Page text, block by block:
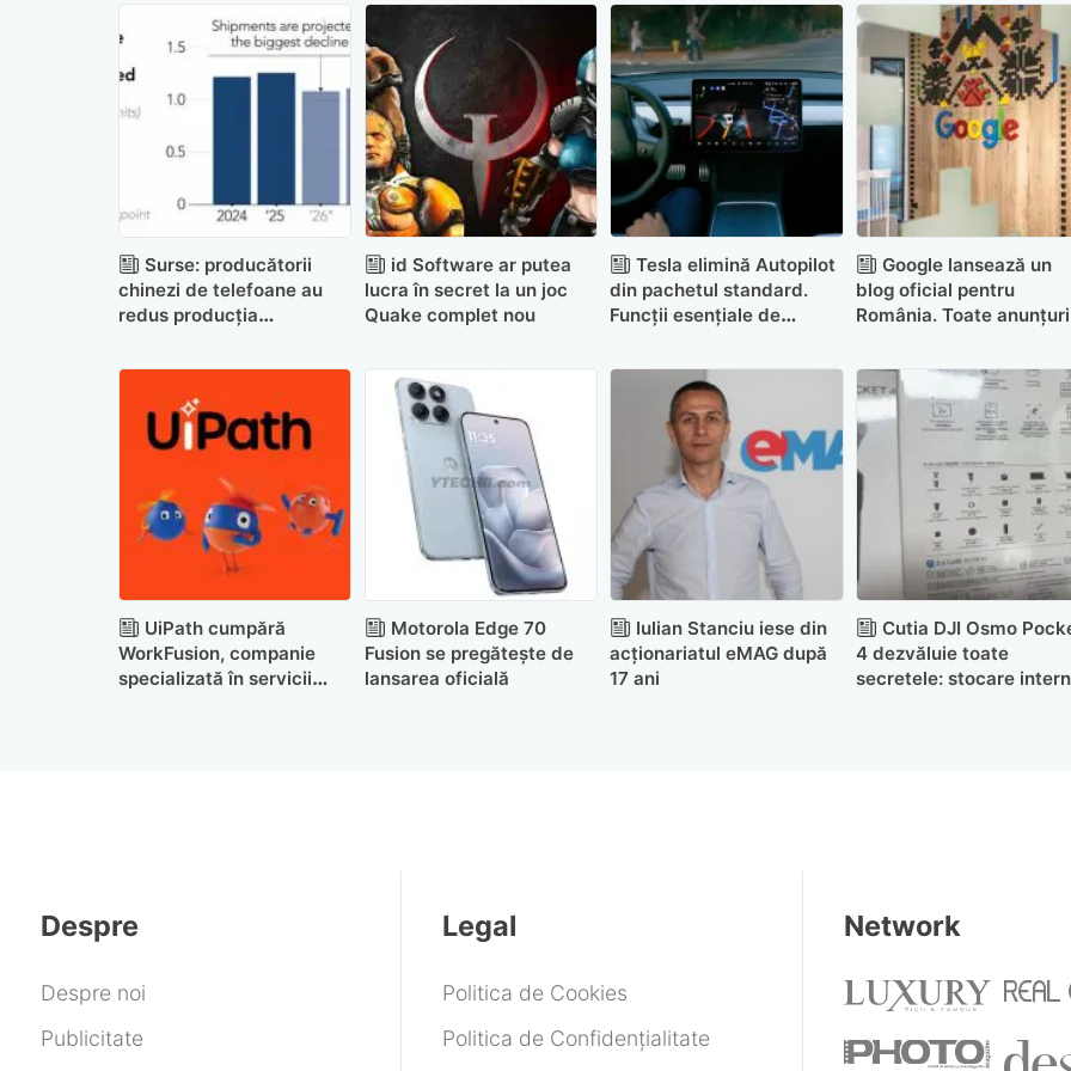
Surse: producătorii
chinezi de telefoane au
redus producția
vânzărilor
id Software ar putea
lucra în secret la un joc
Quake complet nou
Tesla elimină Autopilot
din pachetul standard.
Funcții esențiale de
spatele unui abonament
Google lansează un
blog oficial pentru
România. Toate
UiPath cumpără
WorkFusion, companie
specializată în servicii
Motorola Edge 70
Fusion se pregătește de
lansarea oficială
Iulian Stanciu iese din
acționariatul eMAG după
17 ani
Cutia DJI Osmo
4 dezvăluie toate
secretele: stocare
Despre
Despre noi
Publicitate
Legal
Politica de Cookies
Politica de Confidențialitate
Network